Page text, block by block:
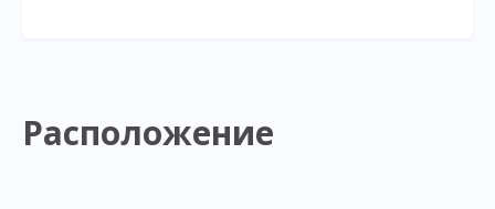
Расположение